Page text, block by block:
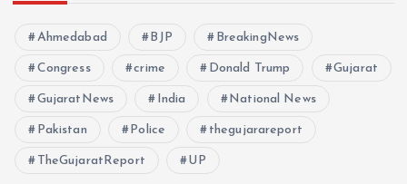
Ahmedabad BJP BreakingNews
Congress crime Donald Trump Gujarat
GujaratNews India National News
Pakistan Police thegujarareport
TheGujaratReport UP